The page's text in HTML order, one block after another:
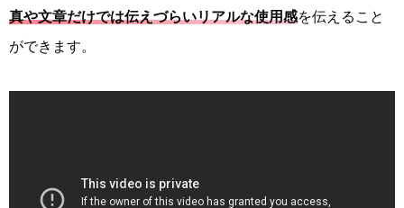
真や文章だけでは伝えづらいリアルな使用感を伝えること
ができます。